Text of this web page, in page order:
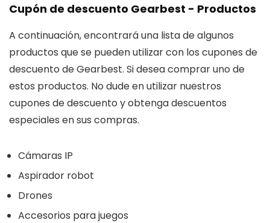
Cupón de descuento Gearbest - Productos
A continuación, encontrará una lista de algunos
productos que se pueden utilizar con los cupones de
descuento de Gearbest. Si desea comprar uno de
estos productos. No dude en utilizar nuestros
cupones de descuento y obtenga descuentos
especiales en sus compras.
Cámaras IP
Aspirador robot
Drones
Accesorios para juegos